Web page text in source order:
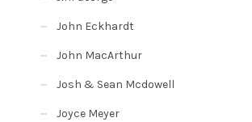
John Eckhardt
John MacArthur
Josh & Sean Mcdowell
Joyce Meyer